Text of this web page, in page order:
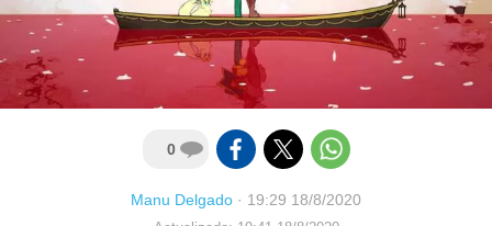
0
Manu Delgado · 19:29 18/8/2020